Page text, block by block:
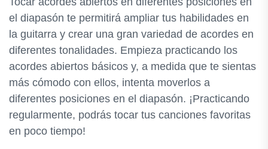
el diapasón te permitirá ampliar tus habilidades en
la guitarra y crear una gran variedad de acordes en
diferentes tonalidades. Empieza practicando los
acordes abiertos básicos y, a medida que te sientas
más cómodo con ellos, intenta moverlos a
diferentes posiciones en el diapasón. ¡Practicando
regularmente, podrás tocar tus canciones favoritas
en poco tiempo!